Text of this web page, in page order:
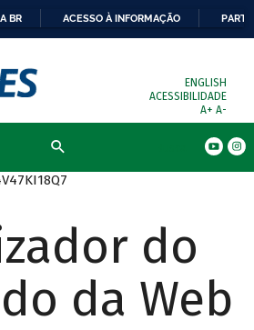
BR ACESSO À INFORMAÇÃO
ENGLISH
ACESSIBILIDADE
A+ A-
do
da Web